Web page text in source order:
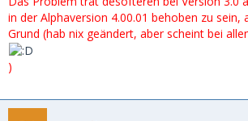
in der Alphaversion 4.00.01 behoben zu sein,
Grund (hab nix geändert, aber scheint bei
)